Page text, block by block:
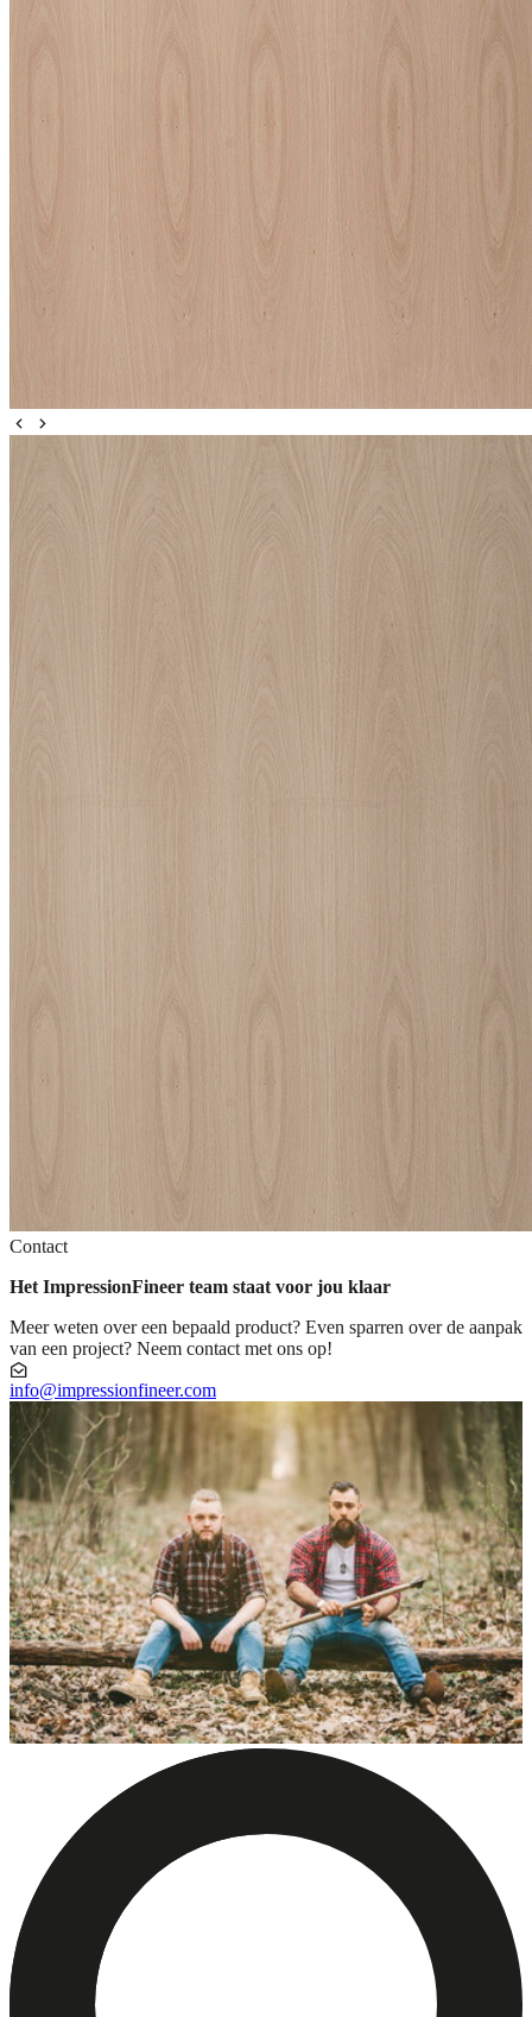
Contact
Het ImpressionFineer team staat voor jou klaar
Meer weten over een bepaald product? Even sparren over de aanpak
van een project? Neem contact met ons op!
info@impressionfineer.com